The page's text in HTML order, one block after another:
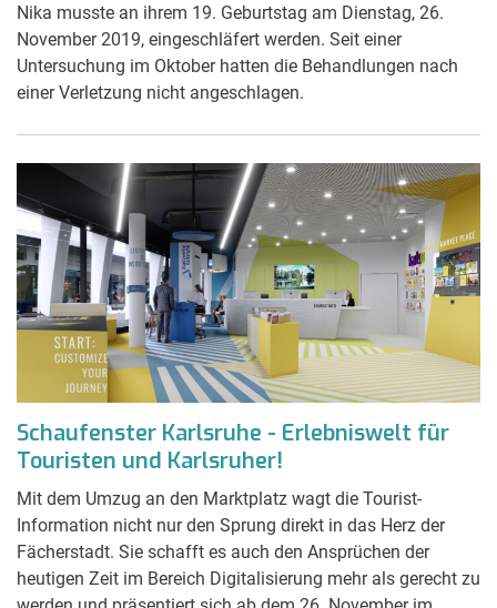
Nika musste an ihrem 19. Geburtstag am Dienstag, 26.
November 2019, eingeschläfert werden. Seit einer
Untersuchung im Oktober hatten die Behandlungen nach
einer Verletzung nicht angeschlagen.
Schaufenster Karlsruhe - Erlebniswelt für
Touristen und Karlsruher!
Mit dem Umzug an den Marktplatz wagt die Tourist-
Information nicht nur den Sprung direkt in das Herz der
Fächerstadt. Sie schafft es auch den Ansprüchen der
heutigen Zeit im Bereich Digitalisierung mehr als gerecht zu